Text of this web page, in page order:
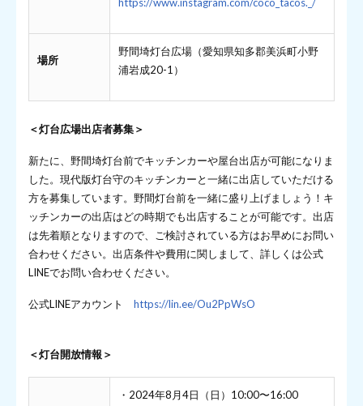
https://www.instagram.com/coco_tacos._/
場所
野間埼灯台広場（愛知県知多郡美浜町小野
浦岩成20-1）
＜灯台広場出店者募集＞
新たに、野間埼灯台前でキッチンカーや屋台出店が可能になりま
した。現代版灯台守のキッチンカーと一緒に出店していただける
方を募集しています。野間灯台前を一緒に盛り上げましょう！キ
ッチンカーの出店はどの時期でも出店することが可能です。出店
は先着順となりますので、ご検討されている方はお早めにお問い
合わせください。出店条件や費用に関しまして、詳しくは公式
LINEでお問い合わせください。
公式LINEアカウント https://lin.ee/Ou2PpWsO
＜灯台開放情報＞
・2024年8月4日（日）10:00〜16:00